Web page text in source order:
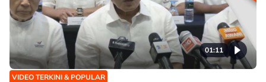
01:11
VIDEO TERKINI & POPULAR